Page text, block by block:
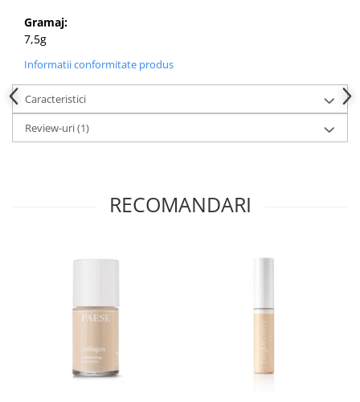
Gramaj:
7,5g
Informatii conformitate produs
Caracteristici
Review-uri(1)
RECOMANDARI